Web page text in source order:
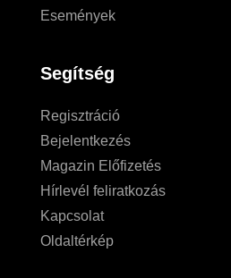
Események
Segítség
Regisztráció
Bejelentkezés
Magazin Előfizetés
Hírlevél feliratkozás
Kapcsolat
Oldaltérkép